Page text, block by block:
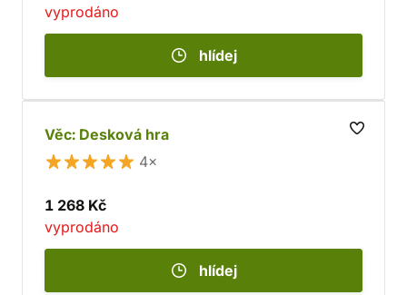
vyprodáno
hlídej
Věc: Desková hra
4×
1 268 Kč
vyprodáno
hlídej